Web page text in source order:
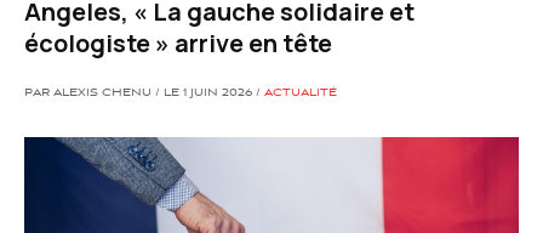
Angeles, « La gauche solidaire et
écologiste » arrive en tête
PAR ALEXIS CHENU / LE 1 JUIN 2026 / ACTUALITÉ